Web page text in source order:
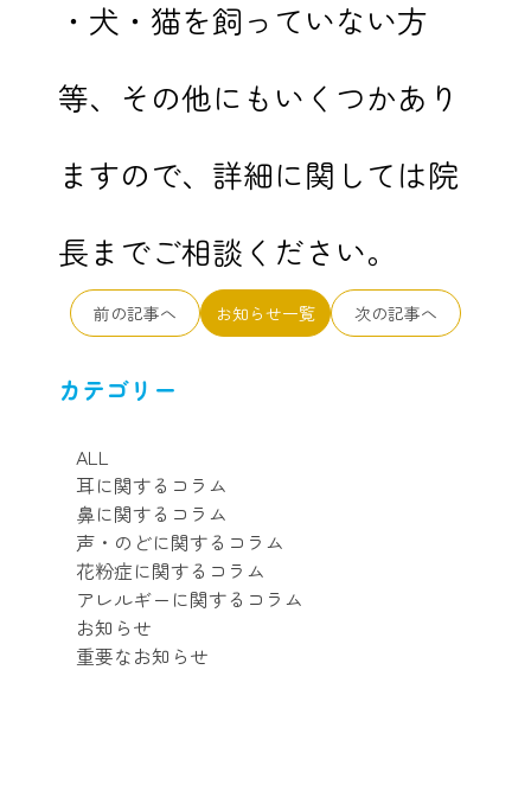
・犬・猫を飼っていない方
等、その他にもいくつかあり
ますので、詳細に関しては院
長までご相談ください。
前の記事へ お知らせ一覧 次の記事へ
カテゴリー
ALL
耳に関するコラム
鼻に関するコラム
声・のどに関するコラム
花粉症に関するコラム
アレルギーに関するコラム
お知らせ
重要なお知らせ